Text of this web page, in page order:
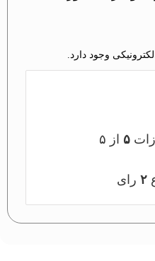
وجود دارد.
۵ از ۵
۲ رای